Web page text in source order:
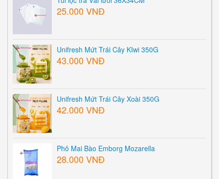
25.000 VNĐ
Unifresh Mứt Trái Cây KIwi 350G
43.000 VNĐ
Unifresh Mứt Trái Cây Xoài 350G
42.000 VNĐ
Phô Mai Bào Emborg Mozarella
28.000 VNĐ